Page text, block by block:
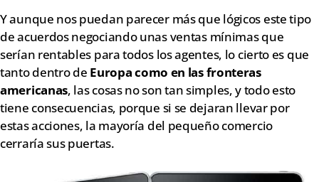
Y aunque nos puedan parecer más que lógicos este tipo
de acuerdos negociando unas ventas mínimas que
serían rentables para todos los agentes, lo cierto es que
tanto dentro de Europa como en las fronteras
americanas, las cosas no son tan simples, y todo esto
tiene consecuencias, porque si se dejaran llevar por
estas acciones, la mayoría del pequeño comercio
cerraría sus puertas.